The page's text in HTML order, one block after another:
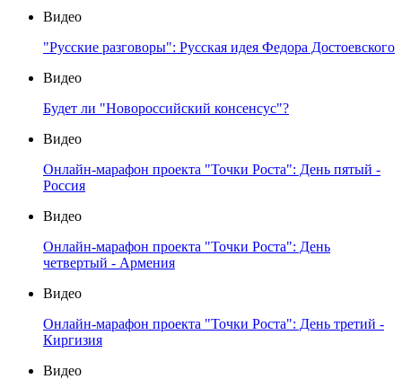
Видео
"Русские разговоры": Русская идея Федора Достоевского
Видео
Будет ли "Новороссийский консенсус"?
Видео
Онлайн-марафон проекта "Точки Роста": День пятый -
Россия
Видео
Онлайн-марафон проекта "Точки Роста": День
четвертый - Армения
Видео
Онлайн-марафон проекта "Точки Роста": День третий -
Киргизия
Видео